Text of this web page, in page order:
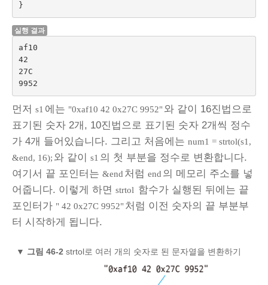
}
실행 결과
af10
42
27C
먼저 s1 에는 "0xaf10 42 0x27C 9952" 와 같이 16진법으로
표기된 숫자 2개, 10진법으로 표기된 숫자 2개씩 정수
가 4개 들어있습니다. 그리고 처음에는 num1 = strtol(s1,
&end, 16); 와 같이 s1 의 첫 부분을 정수로 변환합니다.
여기서 끝 포인터는 &end 처럼 end 의 메모리 주소를 넣
어줍니다. 이렇게 하면 strtol 함수가 실행된 뒤에는 끝
포인터가 " 42 0x27C 9952" 처럼 이전 숫자의 끝 부분부
터 시작하게 됩니다.
▼ 그림 46‑2 strtol로 여러 개의 숫자로 된 문자열을 변환하기